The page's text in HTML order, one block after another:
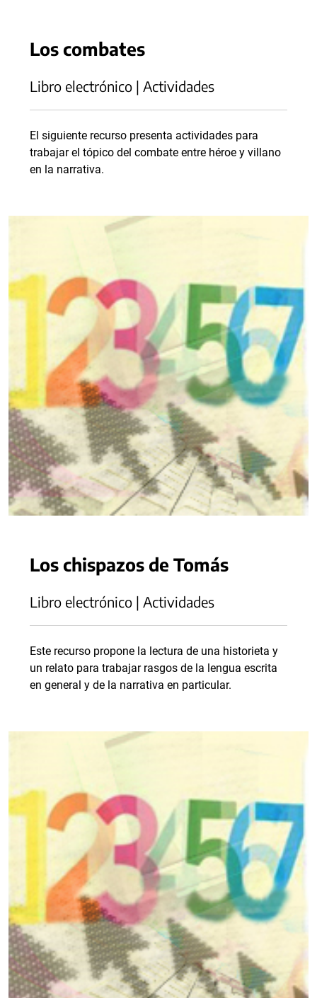
Los combates
Libro electrónico | Actividades
El siguiente recurso presenta actividades para
trabajar el tópico del combate entre héroe y villano
en la narrativa.
Los chispazos de Tomás
Libro electrónico | Actividades
Este recurso propone la lectura de una historieta y
un relato para trabajar rasgos de la lengua escrita
en general y de la narrativa en particular.